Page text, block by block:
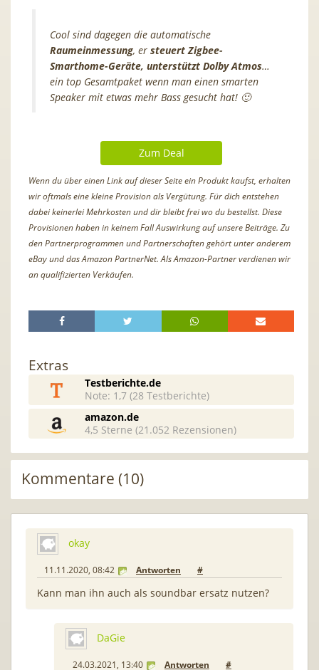
Cool sind dagegen die automatische
Raumeinmessung, er steuert Zigbee-
Smarthome-Geräte, unterstützt Dolby Atmos…
ein top Gesamtpaket wenn man einen smarten
Speaker mit etwas mehr Bass gesucht hat! 🙂
Zum Deal
Wenn du über einen Link auf dieser Seite ein Produkt kaufst, erhalten
wir oftmals eine kleine Provision als Vergütung. Für dich entstehen
dabei keinerlei Mehrkosten und dir bleibt frei wo du bestellst. Diese
Provisionen haben in keinem Fall Auswirkung auf unsere Beiträge. Zu
den Partnerprogrammen und Partnerschaften gehört unter anderem
eBay und das Amazon PartnerNet. Als Amazon-Partner verdienen wir
an qualifizierten Verkäufen.
Extras
Testberichte.de
Note: 1,7 (28 Testberichte)
amazon.de
4,5 Sterne (21.052 Rezensionen)
Kommentare (10)
okay
11.11.2020, 08:42 Antworten #
Kann man ihn auch als soundbar ersatz nutzen?
DaGie
24.03.2021, 13:40 Antworten #